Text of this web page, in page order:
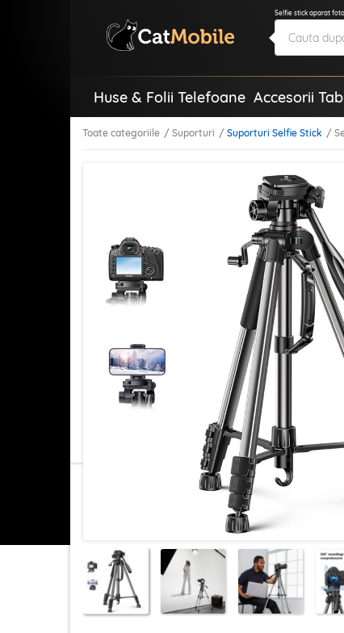
Selfie stick aparat
Huse & Folii Telefoane Accesorii
Toate categoriile Suporturi Suporturi Selfie Stick